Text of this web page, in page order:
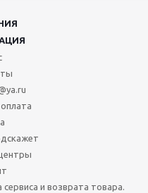
и возврата товара.